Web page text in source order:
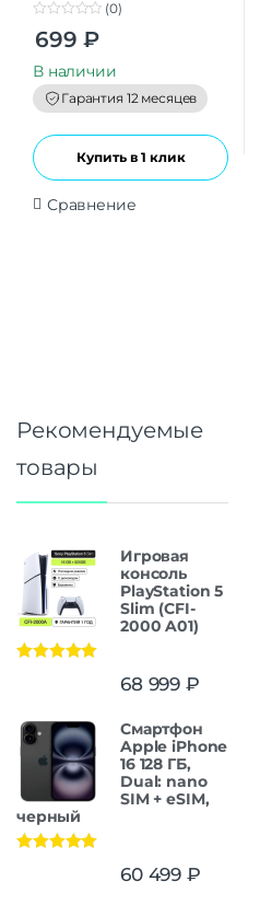
o
t
o
f
5
(0)
699 ₽
В наличии
Гарантия 12 месяцев
Купить в 1 клик
Сравнение
Рекомендуемые
товары
Игровая
консоль
PlayStation 5
Slim (CFI-
2000 A01)
68 999 ₽
Смартфон
Apple iPhone
16 128 ГБ,
Dual: nano
SIM + eSIM,
черный
60 499 ₽